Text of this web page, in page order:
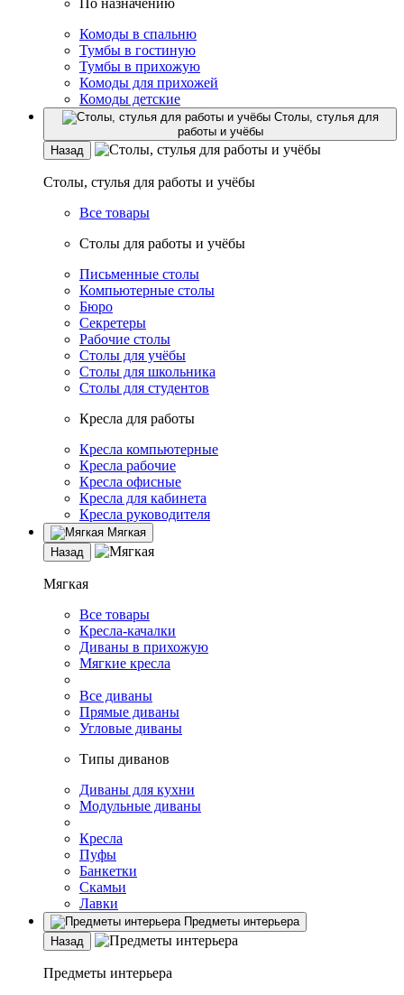
По назначению
Комоды в спальню
Тумбы в гостиную
Тумбы в прихожую
Комоды для прихожей
Комоды детские
Столы, стулья для
работы и учёбы
Назад
Столы, стулья для работы и учёбы
Все товары
Столы для работы и учёбы
Письменные столы
Компьютерные столы
Бюро
Секретеры
Рабочие столы
Столы для учёбы
Столы для школьника
Столы для студентов
Кресла для работы
Кресла компьютерные
Кресла рабочие
Кресла офисные
Кресла для кабинета
Кресла руководителя
Мягкая
Назад
Мягкая
Все товары
Кресла-качалки
Диваны в прихожую
Мягкие кресла
Все диваны
Прямые диваны
Угловые диваны
Типы диванов
Диваны для кухни
Модульные диваны
Кресла
Пуфы
Банкетки
Скамьи
Лавки
Предметы интерьера
Назад
Предметы интерьера